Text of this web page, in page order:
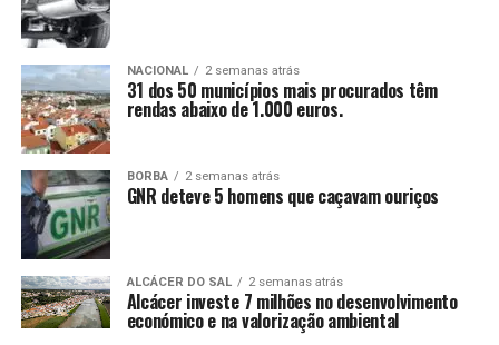
NACIONAL 2 semanas atrás
31 dos 50 municípios mais procurados têm
rendas abaixo de 1.000 euros.
BORBA 2 semanas atrás
GNR deteve 5 homens que caçavam ouriços
ALCÁCER DO SAL 2 semanas atrás
Alcácer investe 7 milhões no desenvolvimento
económico e na valorização ambiental